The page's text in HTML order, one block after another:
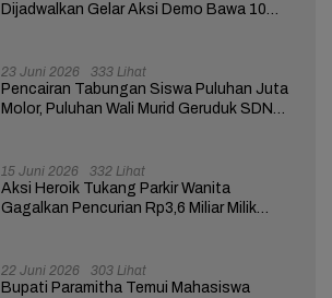
Dijadwalkan Gelar Aksi Demo Bawa 10
23 Juni 2026 333 Lihat
Pencairan Tabungan Siswa Puluhan Juta
Molor, Puluhan Wali Murid Geruduk SDN
15 Juni 2026 332 Lihat
Aksi Heroik Tukang Parkir Wanita
Gagalkan Pencurian Rp3,6 Miliar Milik
22 Juni 2026 303 Lihat
Bupati Paramitha Temui Mahasiswa